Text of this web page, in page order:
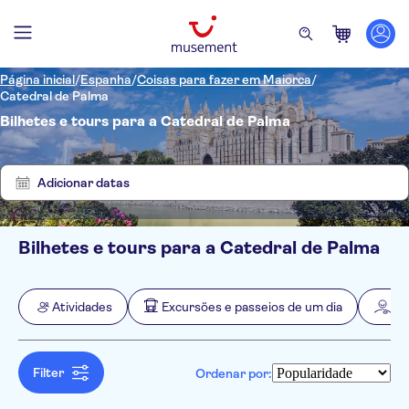
Página inicial/Espanha/Coisas para fazer em Maiorca/
Catedral de Palma
Bilhetes e tours para a Catedral de Palma
Adicionar datas
FiltrosPreço (por adulto)
Mín. € Máx. €
NO-PICKUP
Diamant Aparthotel
Opções de ingressos
Cancelamento gratuito
Confirmação instantânea
Taxas de entrada incluídas
Tour guiado
Voucher eletrônico
Categorias
Atividades
Atividades urbanas
Excursões e passeios de um dia
Idomas
Alemão
Inglês
EliminarMostrar
6
resultados
Bilhetes e tours para a Catedral de Palma
Atividades Excursões e passeios de um dia
Filter Ordenar por: